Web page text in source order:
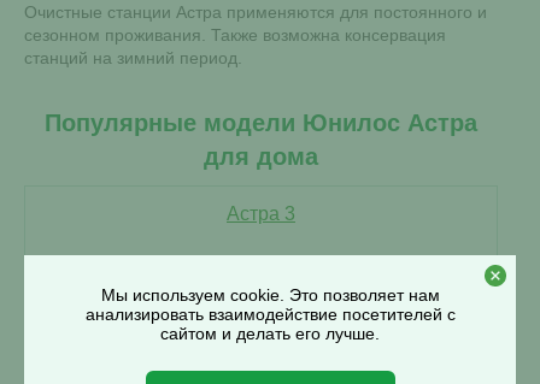
Очистные станции Астра применяются для постоянного и
сезонном проживания. Также возможна консервация
станций на зимний период.
Популярные модели Юнилос Астра
для дома
Астра 3
Мы используем cookie. Это позволяет нам
анализировать взаимодействие посетителей с
сайтом и делать его лучше.